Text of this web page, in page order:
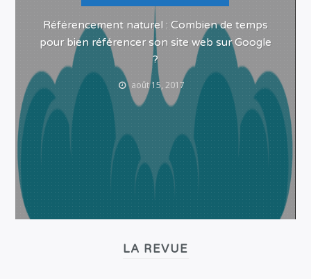
Référencement naturel : Combien de temps
pour bien référencer son site web sur Google
?
août 15, 2017
LA REVUE